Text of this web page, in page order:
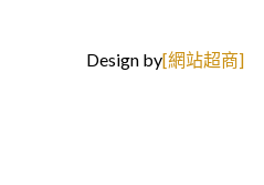
Design by[網站超商]